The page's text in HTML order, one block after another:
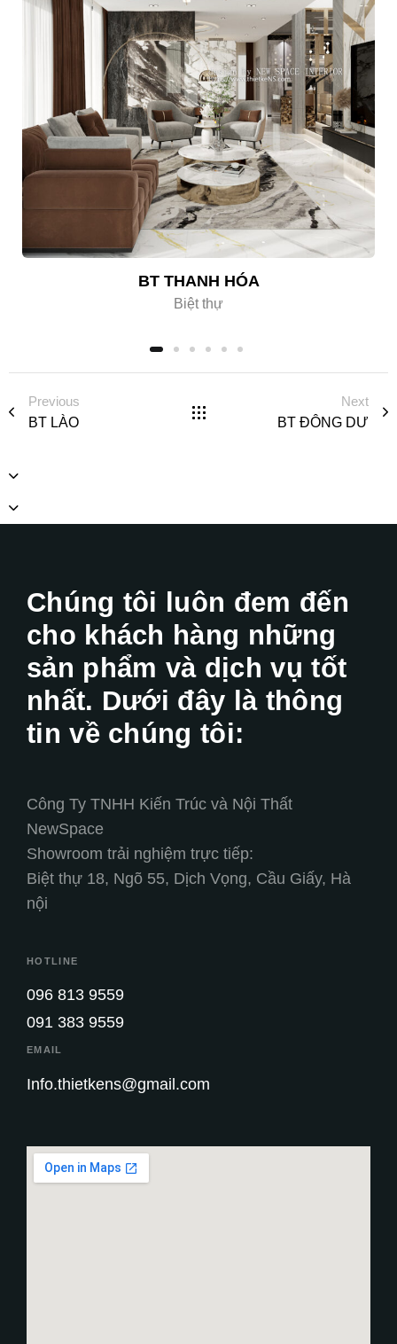
BT THANH HÓA
Biệt thự
Previous
BT LÀO
Next
BT ĐÔNG DƯ
Chúng tôi luôn đem đến
cho khách hàng những
sản phẩm và dịch vụ tốt
nhất. Dưới đây là thông
tin về chúng tôi:
Công Ty TNHH Kiến Trúc và Nội Thất
NewSpace
Showroom trải nghiệm trực tiếp:
Biệt thự 18, Ngõ 55, Dịch Vọng, Cầu Giấy, Hà
nội
HOTLINE
096 813 9559
091 383 9559
EMAIL
Info.thietkens@gmail.com